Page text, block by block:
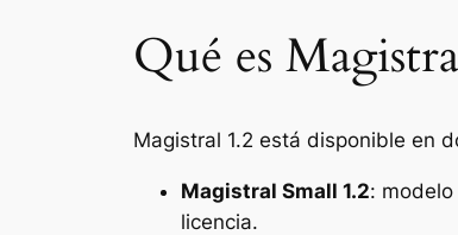
Qué es
Magistral 1.2 está disponible en
Magistral Small 1.2:
licencia.